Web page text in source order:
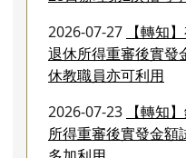
2026-07-27
【轉知
退休所得重審後實發
休教職員亦可利用
2026-07-23
【轉知
所得重審後實發金
多加利用